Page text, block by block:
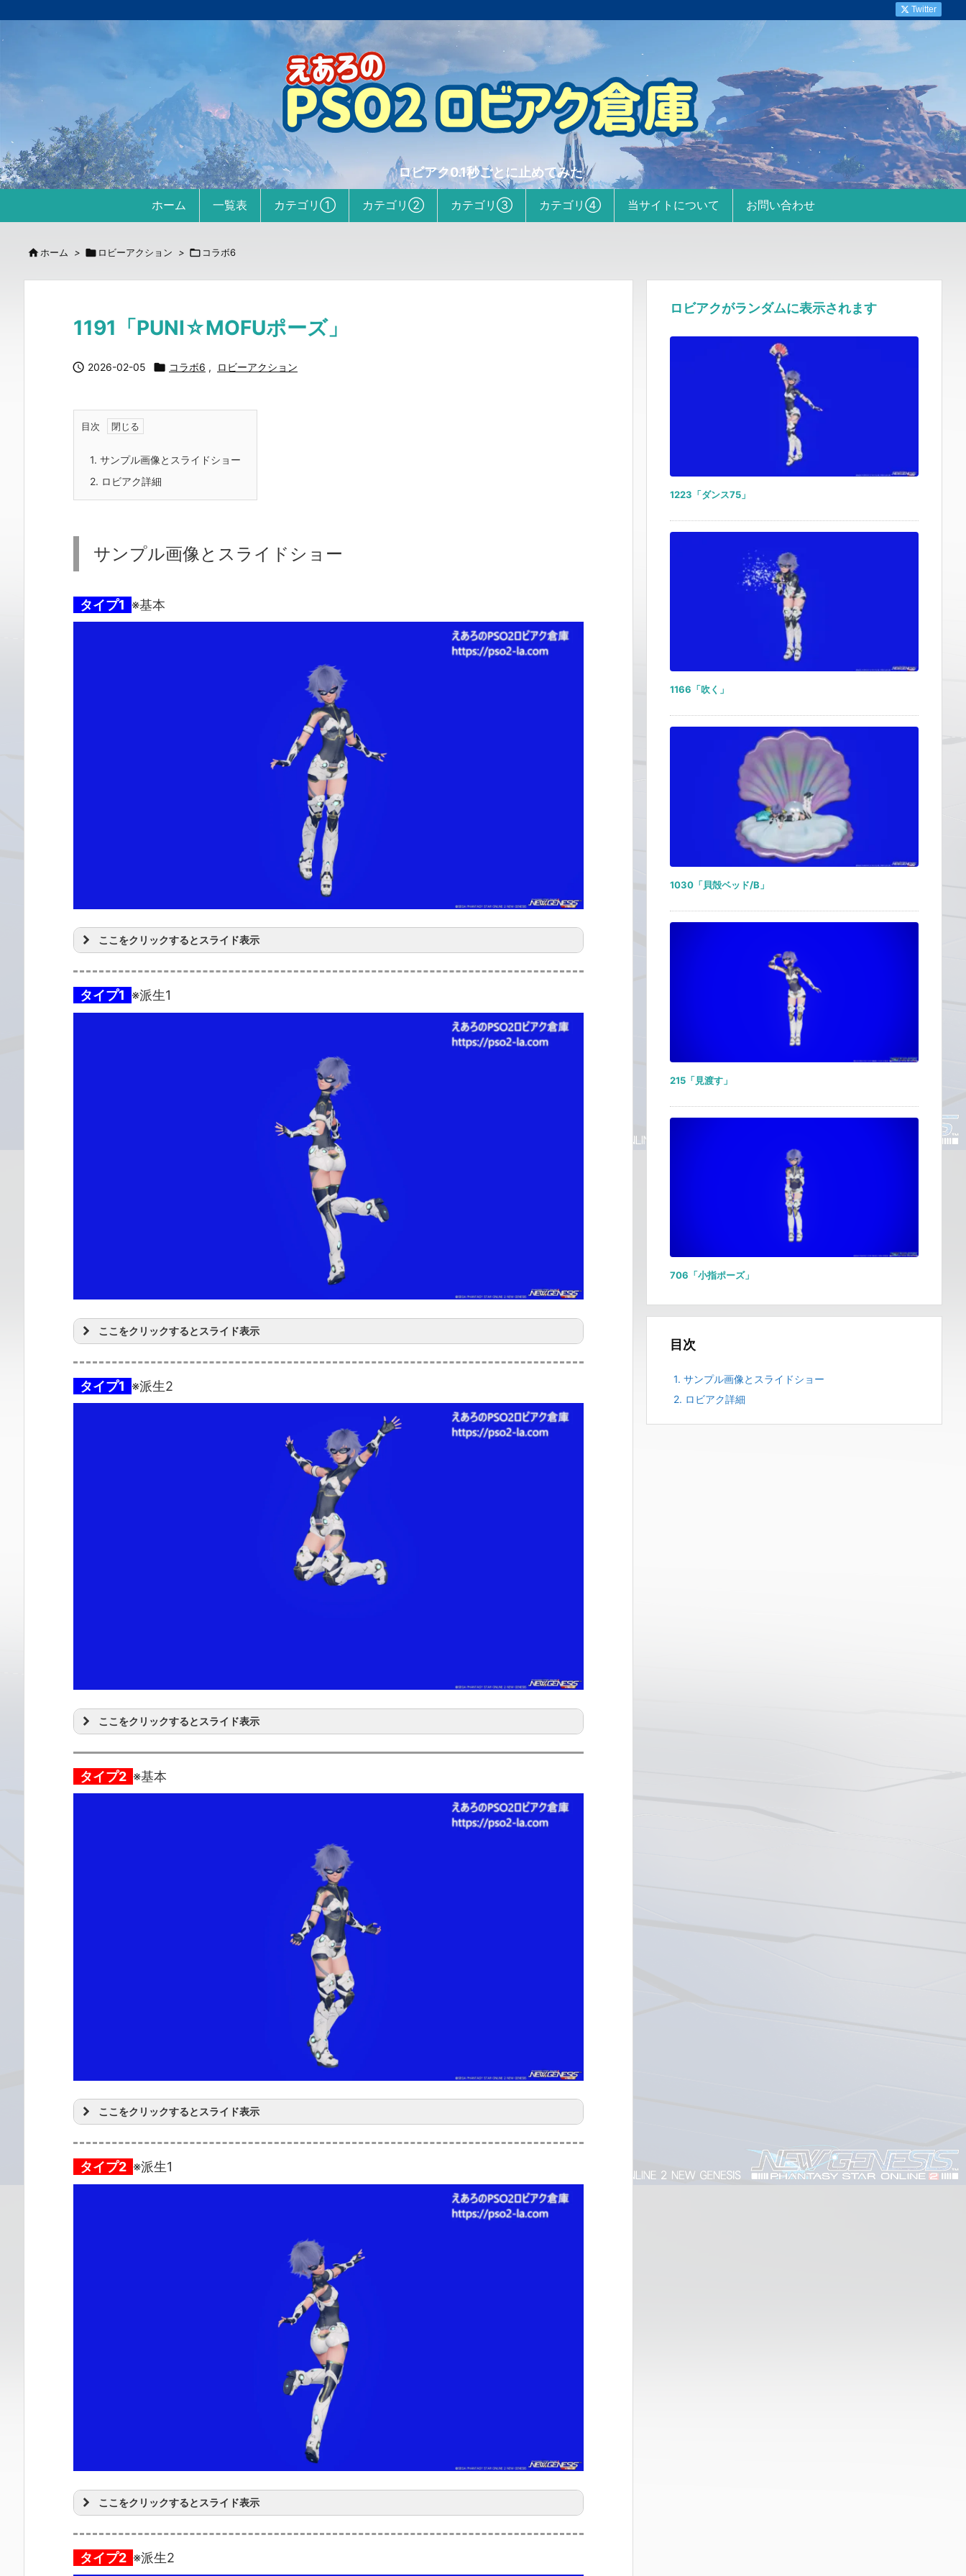
ロビアク0.1秒ごとに止めてみた
ホーム 一覧表 カテゴリ① カテゴリ② カテゴリ③ カテゴリ④ 当サイトについて お問い合わせ
Twitter
 ホーム >  ロビーアクション >  コラボ6
1191「PUNI☆MOFUポーズ」
 2026-02-05  コラボ6 , ロビーアクション
目次
1. サンプル画像とスライドショー
2. ロビアク詳細
サンプル画像とスライドショー
タイプ1 ※基本
ここをクリックするとスライド表示
タイプ1 ※派生1
ここをクリックするとスライド表示
タイプ1 ※派生2
ここをクリックするとスライド表示
タイプ2 ※基本
ここをクリックするとスライド表示
タイプ2 ※派生1
ここをクリックするとスライド表示
タイプ2 ※派生2
ロビアクがランダムに表示されます
1223「ダンス75」
1166「吹く」
1030「貝殻ベッド/B」
215「見渡す」
706「小指ポーズ」
目次
1. サンプル画像とスライドショー
2. ロビアク詳細